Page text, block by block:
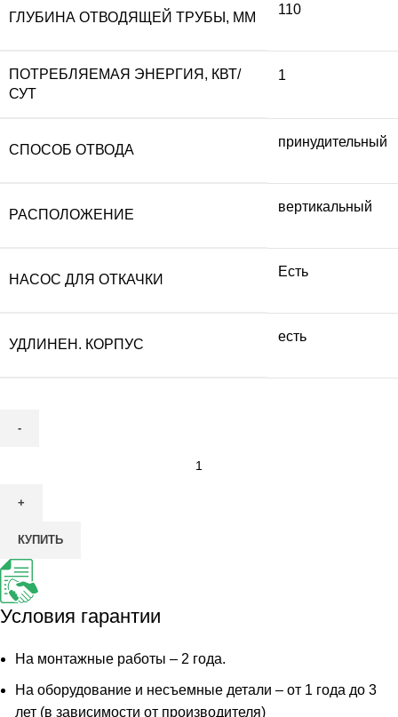
ГЛУБИНА ОТВОДЯЩЕЙ ТРУБЫ, ММ
110
ПОТРЕБЛЯЕМАЯ ЭНЕРГИЯ, КВТ/
СУТ
1
СПОСОБ ОТВОДА
принудительный
РАСПОЛОЖЕНИЕ
вертикальный
НАСОС ДЛЯ ОТКАЧКИ
Есть
УДЛИНЕН. КОРПУС
есть
Итал
Лонг
ПР
КУПИТЬ
Условия гарантии
На монтажные работы – 2 года.
На оборудование и несъемные детали – от 1 года до 3
лет (в зависимости от производителя)